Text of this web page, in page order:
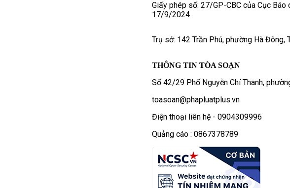
Giấy phép số: 27/GP-CBC của Cục Báo
17/9/2024
Trụ sở: 142 Trần Phú, phường Hà Đông,
THÔNG TIN TÒA SOẠN
Số 42/29 Phố Nguyễn Chí Thanh,
toasoan@phapluatplus.vn
Điện thoại liên hệ - 0904309996
Quảng cáo : 0867378789